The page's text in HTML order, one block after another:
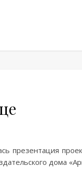
презентация
дома